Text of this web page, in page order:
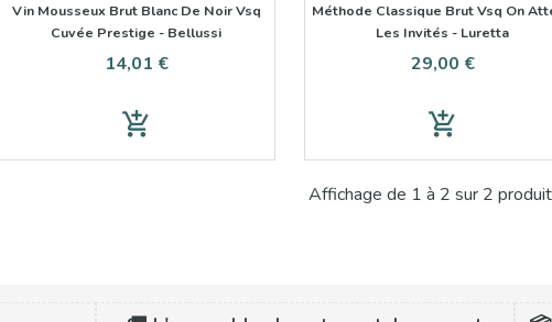
Vin Mousseux Brut Blanc De Noir Vsq
Cuvée Prestige - Bellussi
Prix
14,01 €
add_shopping_cart
Méthode Classique Brut Vsq On
Les Invités - Luretta
Prix
29,00 €
add_shopping_cart
Affichage de 1 à 2 sur 2